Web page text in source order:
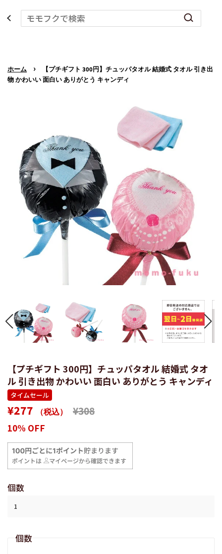
ホーム ›
【プチギフト 300円】チュッパタオル 結婚式 タオル 引き出
物 かわいい 面白い ありがとう キャンディ
【プチギフト 300円】チュッパタオル 結婚式 タオ
ル 引き出物 かわいい 面白い ありがとう キャンディ
タイムセール
通
格
¥277 （税込）
販
格
¥308
10% OFF
個数
個数